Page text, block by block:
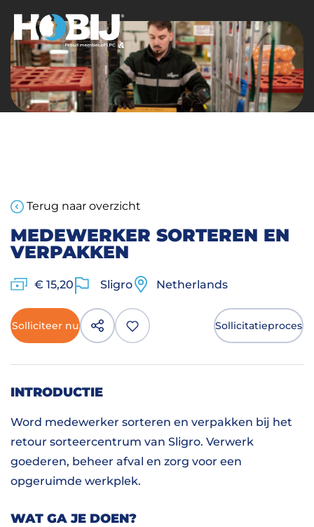
Terug naar overzicht
MEDEWERKER SORTEREN EN
VERPAKKEN
€ 15,20 Sligro Netherlands
Solliciteer nu Sollicitatieproces
INTRODUCTIE
Word medewerker sorteren en verpakken bij het
retour sorteercentrum van Sligro. Verwerk
goederen, beheer afval en zorg voor een
opgeruimde werkplek.
WAT GA JE DOEN?